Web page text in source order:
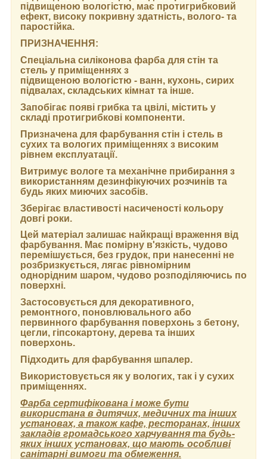
підвищеною вологістю, має протигрибковий
ефект, високу покривну здатність, волого- та
паростійка.
ПРИЗНАЧЕННЯ:
Спеціальна силіконова фарба для стін та
стель у приміщеннях з
підвищеною вологістю - ванн, кухонь, сирих
підвалах, складських кімнат та інше.
Запобігає появі грибка та цвілі, містить у
складі протигрибкові компоненти.
Призначена для фарбування стін і стель в
сухих та вологих приміщеннях з високим
рівнем експлуатації.
Витримує вологе та механічне прибирання з
використанням дезинфікуючих розчинів та
будь яких миючих засобів.
Зберігає властивості насиченості кольору
довгі роки.
Цей матеріал залишає найкращі враження від
фарбування. Має помірну в'язкість, чудово
перемішується, без грудок, при нанесенні не
розбризкується, лягає рівномірним
однорідним шаром, чудово розподіляючись по
поверхні.
Застосовується для декоративного,
ремонтного, поновлювального або
первинного фарбування поверхонь з бетону,
цегли, гіпсокартону, дерева та інших
поверхонь.
Підходить для фарбування шпалер.
Використовується як у вологих, так і у сухих
приміщеннях.
Фарба сертифікована і може бути
використана в дитячих, медичних та інших
установах, а також кафе, ресторанах, інших
закладів громадського харчування та будь-
яких інших установах, що мають особливі
санітарні вимоги та обмеження.